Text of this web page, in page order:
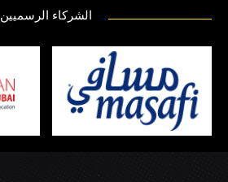
الشركاء الرسميين